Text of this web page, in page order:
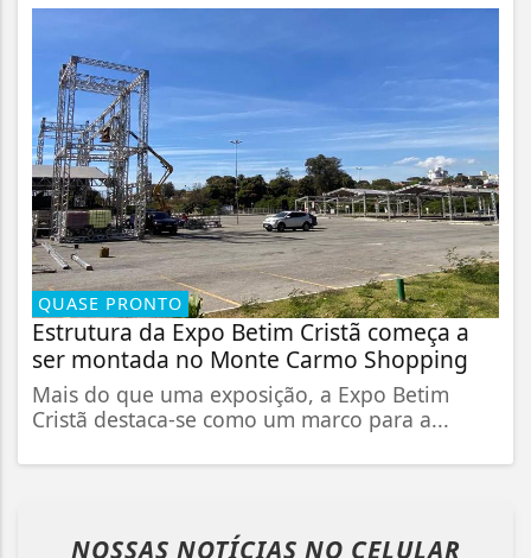
QUASE PRONTO
Estrutura da Expo Betim Cristã começa a
ser montada no Monte Carmo Shopping
Mais do que uma exposição, a Expo Betim
Cristã destaca-se como um marco para a...
NOSSAS NOTÍCIAS NO CELULAR